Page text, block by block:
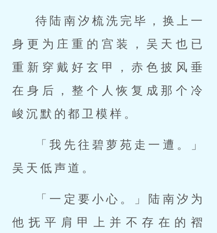
待陆南汐梳洗完毕，换上一
身更为庄重的宫装，吴天也已
重新穿戴好玄甲，赤色披风垂
在身后，整个人恢复成那个冷
峻沉默的都卫模样。
「我先往碧萝苑走一遭。」
吴天低声道。
「一定要小心。」陆南汐为
他抚平肩甲上并不存在的褶